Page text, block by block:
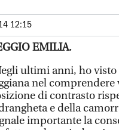
12:15
EMILIA.
ultimi anni, ho
nel
di contrasto
e della
importante la